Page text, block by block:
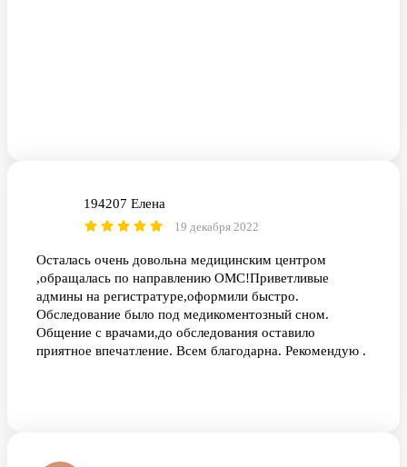
194207 Елена
19 декабря 2022
Осталась очень довольна медицинским центром
,обращалась по направлению ОМС!Приветливые
админы на регистратуре,оформили быстро.
Обследование было под медикоментозный сном.
Общение с врачами,до обследования оставило
приятное впечатление. Всем благодарна. Рекомендую .